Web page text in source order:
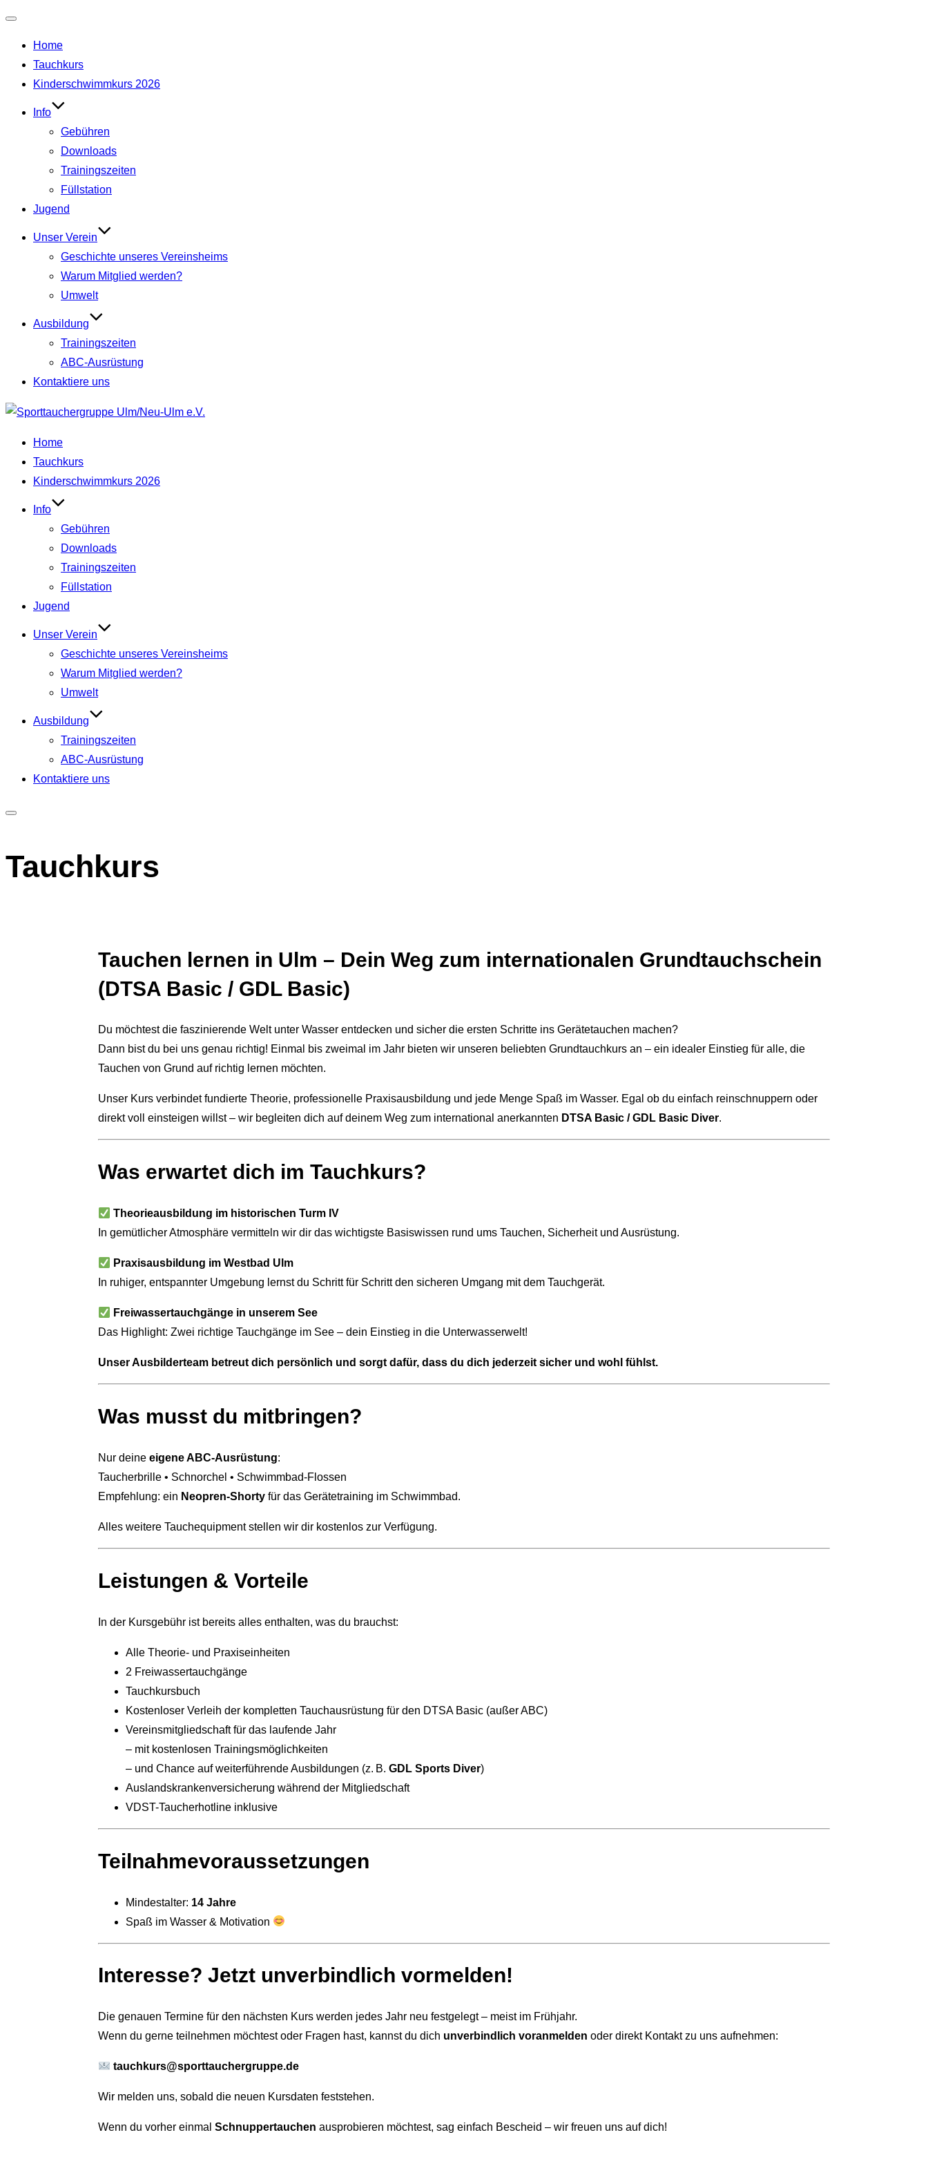
Home
Tauchkurs
Kinderschwimmkurs 2026
Info
Gebühren
Downloads
Trainingszeiten
Füllstation
Jugend
Unser Verein
Geschichte unseres Vereinsheims
Warum Mitglied werden?
Umwelt
Ausbildung
Trainingszeiten
ABC‑Ausrüstung
Kontaktiere uns
Home
Tauchkurs
Kinderschwimmkurs 2026
Info
Gebühren
Downloads
Trainingszeiten
Füllstation
Jugend
Unser Verein
Geschichte unseres Vereinsheims
Warum Mitglied werden?
Umwelt
Ausbildung
Trainingszeiten
ABC‑Ausrüstung
Kontaktiere uns
Tauchkurs
Tauchen lernen in Ulm – Dein Weg zum internationalen Grundtauchschein
(DTSA Basic / GDL Basic)
Du möchtest die faszinierende Welt unter Wasser entdecken und sicher die ersten Schritte ins Gerätetauchen machen?
Dann bist du bei uns genau richtig! Einmal bis zweimal im Jahr bieten wir unseren beliebten Grundtauchkurs an – ein idealer Einstieg für alle, die
Tauchen von Grund auf richtig lernen möchten.
Unser Kurs verbindet fundierte Theorie, professionelle Praxisausbildung und jede Menge Spaß im Wasser. Egal ob du einfach reinschnuppern oder
direkt voll einsteigen willst – wir begleiten dich auf deinem Weg zum international anerkannten DTSA Basic / GDL Basic Diver.
Was erwartet dich im Tauchkurs?
Theorieausbildung im historischen Turm IV
In gemütlicher Atmosphäre vermitteln wir dir das wichtigste Basiswissen rund ums Tauchen, Sicherheit und Ausrüstung.
Praxisausbildung im Westbad Ulm
In ruhiger, entspannter Umgebung lernst du Schritt für Schritt den sicheren Umgang mit dem Tauchgerät.
Freiwassertauchgänge in unserem See
Das Highlight: Zwei richtige Tauchgänge im See – dein Einstieg in die Unterwasserwelt!
Unser Ausbilderteam betreut dich persönlich und sorgt dafür, dass du dich jederzeit sicher und wohl fühlst.
Was musst du mitbringen?
Nur deine eigene ABC-Ausrüstung:
Taucherbrille • Schnorchel • Schwimmbad-Flossen
Empfehlung: ein Neopren-Shorty für das Gerätetraining im Schwimmbad.
Alles weitere Tauchequipment stellen wir dir kostenlos zur Verfügung.
Leistungen & Vorteile
In der Kursgebühr ist bereits alles enthalten, was du brauchst:
Alle Theorie- und Praxiseinheiten
2 Freiwassertauchgänge
Tauchkursbuch
Kostenloser Verleih der kompletten Tauchausrüstung für den DTSA Basic (außer ABC)
Vereinsmitgliedschaft für das laufende Jahr
– mit kostenlosen Trainingsmöglichkeiten
– und Chance auf weiterführende Ausbildungen (z. B. GDL Sports Diver)
Auslandskrankenversicherung während der Mitgliedschaft
VDST-Taucherhotline inklusive
Teilnahmevoraussetzungen
Mindestalter: 14 Jahre
Spaß im Wasser & Motivation
Interesse? Jetzt unverbindlich vormelden!
Die genauen Termine für den nächsten Kurs werden jedes Jahr neu festgelegt – meist im Frühjahr.
Wenn du gerne teilnehmen möchtest oder Fragen hast, kannst du dich unverbindlich voranmelden oder direkt Kontakt zu uns aufnehmen:
tauchkurs@sporttauchergruppe.de
Wir melden uns, sobald die neuen Kursdaten feststehen.
Wenn du vorher einmal Schnuppertauchen ausprobieren möchtest, sag einfach Bescheid – wir freuen uns auf dich!